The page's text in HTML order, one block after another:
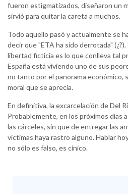
fueron estigmatizados, diseñaron un
sirvió para quitar la careta a muchos.
Todo aquello pasó y actualmente se
decir que "ETA ha sido derrotada"
libertad ficticia es lo que conlleva tal
España está viviendo uno de sus
no tanto por el panorama económico,
moral que se aprecia.
En definitiva, la excarcelación de Del
Probablemente, en los próximos días
las cárceles, sin que de entregar las
víctimas haya rastro alguno. Hablar
no sólo es falso, es cínico.